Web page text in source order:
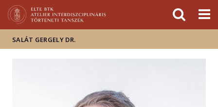
Hírek
Események
ELTE a
sajtóban
SALÁT GERGELY DR.